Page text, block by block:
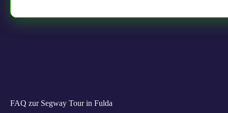
FAQ zur Segway Tour in Fulda